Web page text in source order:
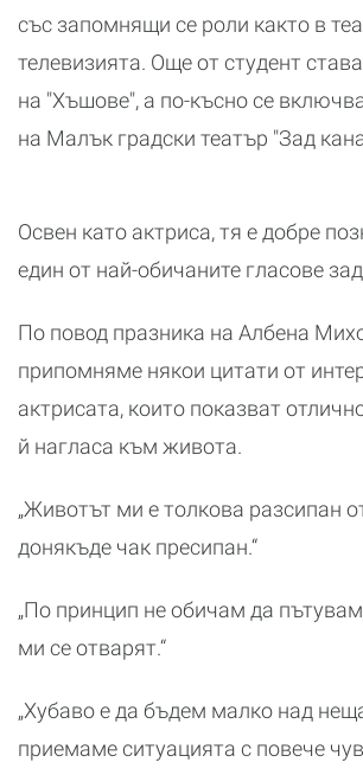
със запомнящи се роли както в
телевизията. Още от студент
на "Хъшове", а по-късно се
на Малък градски театър "Зад
Освен като актриса, тя е добре
един от най-обичаните гласове
По повод празника на Албена
припомняме някои цитати от
актрисата, които показват
й нагласа към живота.
„Животът ми е толкова разсипан
донякъде чак пресипан.“
„По принцип не обичам да
ми се отварят.“
„Хубаво е да бъдем малко над
приемаме ситуацията с повече